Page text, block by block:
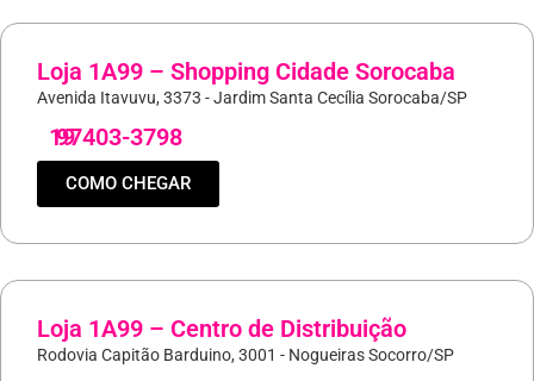
Loja 1A99 – Shopping Cidade Sorocaba
Avenida Itavuvu, 3373 - Jardim Santa Cecília Sorocaba/SP
19
97403-3798
COMO CHEGAR
Loja 1A99 – Centro de Distribuição
Rodovia Capitão Barduino, 3001 - Nogueiras Socorro/SP